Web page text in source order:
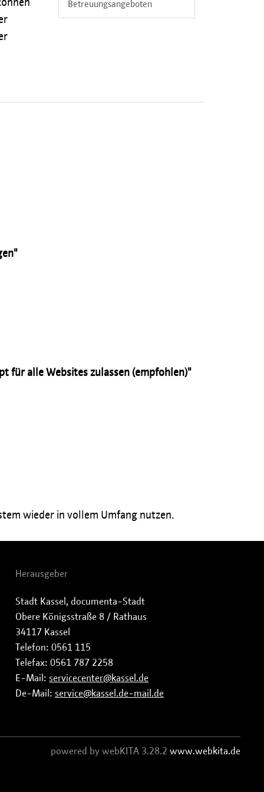
Betreuungsangeboten
für alle Websites zulassen (empfohlen)"
wieder in vollem Umfang nutzen.
Herausgeber
Stadt Kassel, documenta-Stadt
Obere Königsstraße 8 / Rathaus
34117 Kassel
Telefon: 0561 115
Telefax: 0561 787 2258
E-Mail:servicecenter@kassel.de
De-Mail:service@kassel.de-mail.de
powered by webKITA 3.28.2 www.webkita.de